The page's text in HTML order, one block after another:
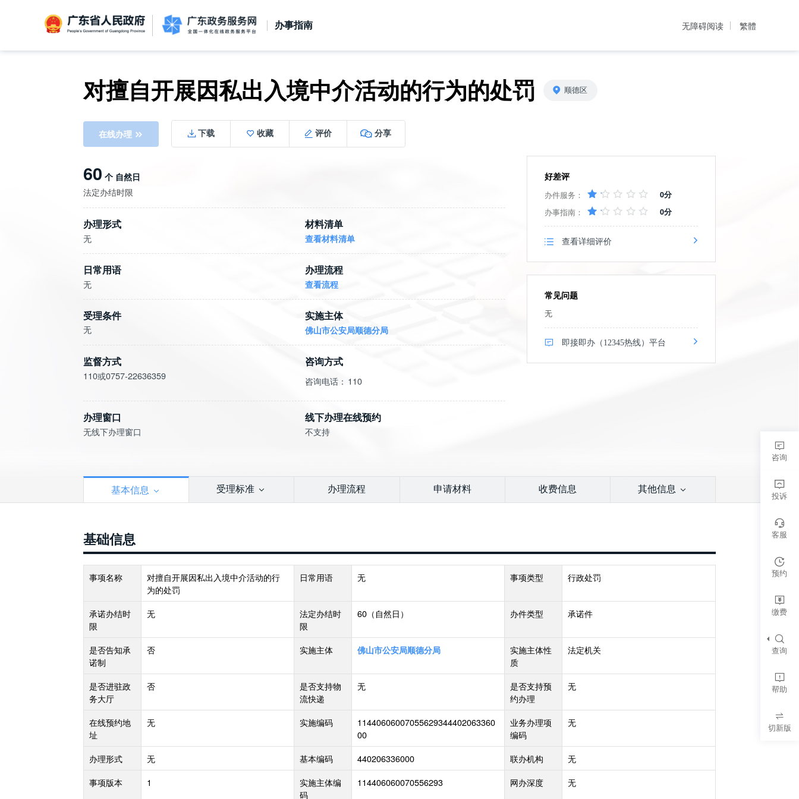
信访相关法规
信访常见问题
广东省人民政府 广东政务服务网
办事指南 无障碍阅读 繁體
对擅自开展因私出入境中介活动的行为的处罚 顺德区
在线办理 下载 收藏 评价 分享
60 个 自然日
法定办结时限
办理形式
无
材料清单
查看材料清单
日常用语
无
办理流程
查看流程
受理条件 实施主体
佛山市公安局顺德分局
监督方式
110或0757-22636359
咨询方式
咨询电话： 110
办理窗口
无线下办理窗口
线下办理在线预约
不支持
好差评
办件服务： 0分
办事指南： 0分
查看详细评价
常见问题
无
即接即办（12345热线）平台
基本信息 受理标准 办理流程 申请材料 收费信息 其他信息
基础信息
事项名称
对擅自开展因私出入境中介活动的行
为的处罚
日常用语 无 事项类型 行政处罚
承诺办结时
限
无
法定办结时
限
60 （自然日） 办件类型 承诺件
是否告知承
诺制
否 实施主体 佛山市公安局顺德分局
实施主体性
质
法定机关
是否进驻政
务大厅
否
是否支持物
流快递
无
是否支持预
约办理
无
在线预约地
址
无 实施编码
11440606007055629344402063360
00
业务办理项
编码
无
办理形式 无 基本编码 440206336000 联办机构
无
事项版本
1
实施主体编
码
114406060070556293 网办深度 无
咨询
投诉
客服
预约
缴费
查询
帮助
切新版